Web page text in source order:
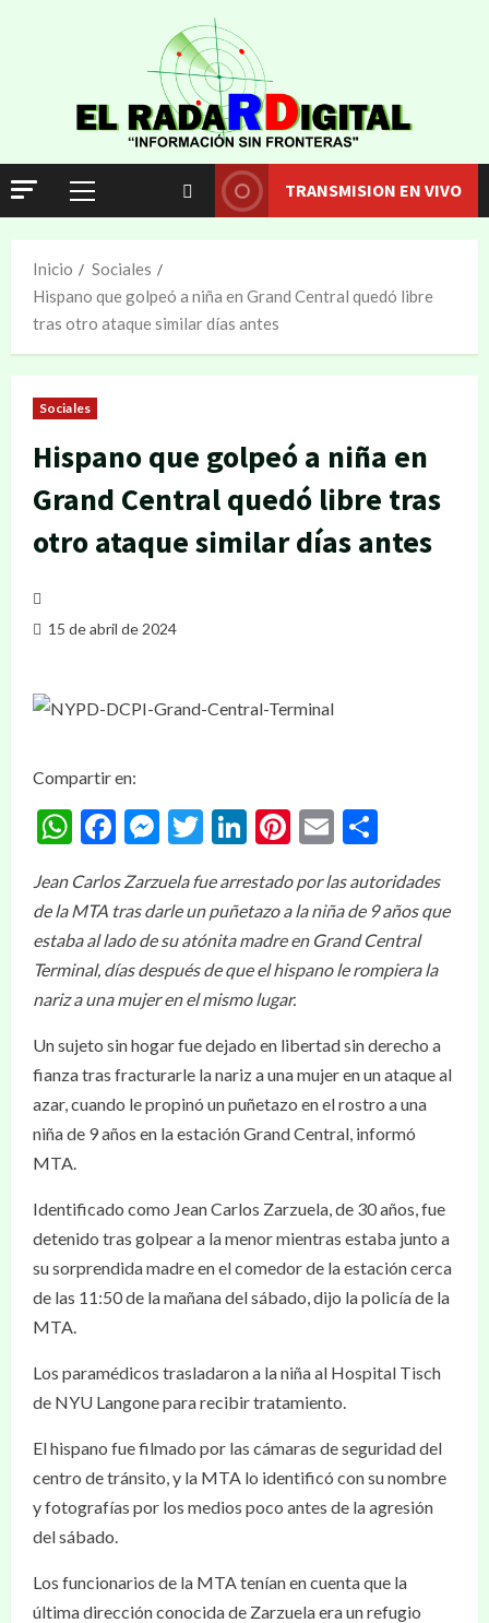
TRANSMISION EN VIVO
Inicio
Sociales
Hispano que golpeó a niña en Grand Central quedó libre
tras otro ataque similar días antes
Sociales
Hispano que golpeó a niña en
Grand Central quedó libre tras
otro ataque similar días antes
15 de abril de 2024
Compartir en:
WhatsApp
Facebook
Messenger
Twitter
LinkedIn
Pinterest
Email
Jean Carlos Zarzuela fue arrestado por las autoridades
de la MTA tras darle un puñetazo a la niña de 9 años que
estaba al lado de su atónita madre en Grand Central
Terminal, días después de que el hispano le rompiera la
nariz a una mujer en el mismo lugar.
Un sujeto sin hogar fue dejado en libertad sin derecho a
fianza tras fracturarle la nariz a una mujer en un ataque al
azar, cuando le propinó un puñetazo en el rostro a una
niña de 9 años en la estación Grand Central, informó
MTA.
Identificado como Jean Carlos Zarzuela, de 30 años, fue
detenido tras golpear a la menor mientras estaba junto a
su sorprendida madre en el comedor de la estación cerca
de las 11:50 de la mañana del sábado, dijo la policía de la
MTA.
Los paramédicos trasladaron a la niña al Hospital Tisch
de NYU Langone para recibir tratamiento.
El hispano fue filmado por las cámaras de seguridad del
centro de tránsito, y la MTA lo identificó con su nombre
y fotografías por los medios poco antes de la agresión
del sábado.
Los funcionarios de la MTA tenían en cuenta que la
última dirección conocida de Zarzuela era un refugio